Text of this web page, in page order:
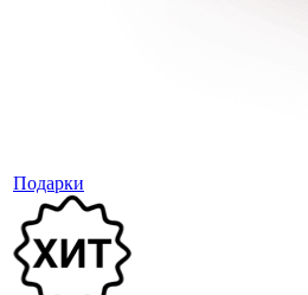
Подарки